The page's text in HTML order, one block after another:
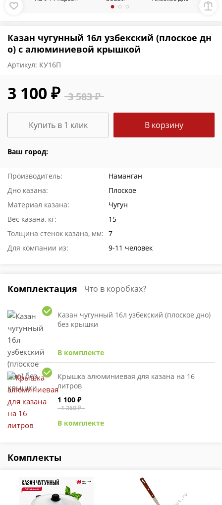
Казан чугунный 16л узбекский (плоское дн
о) с алюминиевой крышкой
Артикул: КУ16П
3 583 ₽
3 100 ₽
Ваш город:
В корзину
Купить в 1 клик
Производитель:
Наманган
Дно казана:
Плоское
Материал казана:
Чугун
Вес казана, кг:
15
Толщина стенок казана, мм: 7
Для компании из:
9-11 человек
Комплектация Что в коробках?
Казан чугунный 16л узбекский (плоское дно)
без крышки
В комплекте
Крышка алюминиевая для казана на 16
литров
1 100 ₽
1 360 ₽
В комплекте
Комплекты